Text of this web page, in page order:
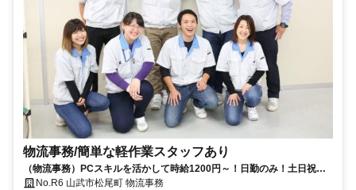
物流事務/簡単な軽作業スタッフあり
（物流事務）PCスキルを活かして時給1200円～！日勤のみ！土日祝休
み！ガソリン代支給！山武市！
No.R6 山武市松尾町 物流事務